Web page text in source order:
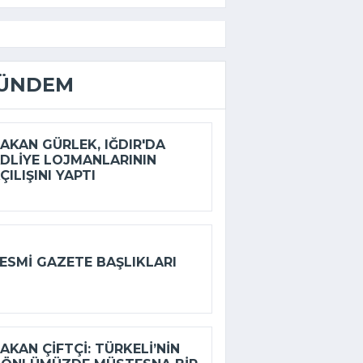
GÜRLEK, IĞDIR'DA
LOJMANLARININ
YAPTI
GAZETE BAŞLIKLARI
ÇIFTÇI: TÜRKELI’NIN